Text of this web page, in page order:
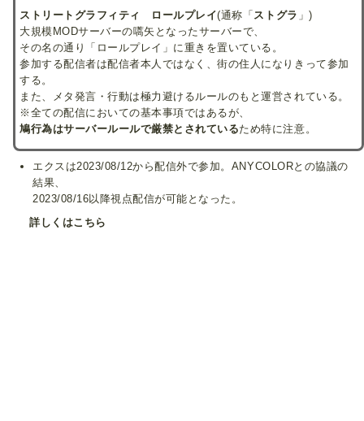
ストリートグラフィティ ロールプレイ(通称「 ストグラ 」)
大規模MODサーバーの嚆矢となったサーバーで、
その名の通り「ロールプレイ」に重きを置いている。
参加する配信者は配信者本人ではなく、街の住人になりきって参加
する。
また、メタ発言・行動は極力避けるルールのもと運営されている。
※全ての配信においての基本事項ではあるが、
鳩行為はサーバールールで厳禁とされているため特に注意。
エクスは2023/08/12から配信外で参加。ANYCOLORとの協議の
結果、
2023/08/16以降視点配信が可能となった。
詳しくはこちら